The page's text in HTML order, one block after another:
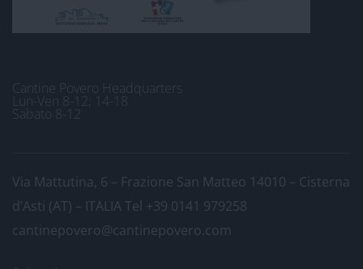
Cantine Povero Headquarters
Lun-Ven 8-12; 14-18
Sabato 8-12
Via Mattutina, 6 – Frazione San Matteo 14010 – Cisterna
d’Asti (AT) – ITALIATel +39 0141 979258
cantinepovero@cantinepovero.com